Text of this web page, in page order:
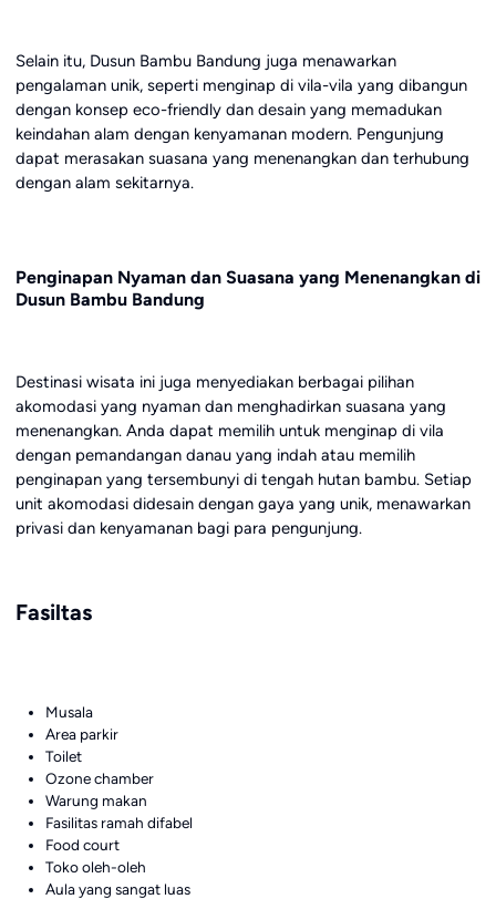
Selain itu, Dusun Bambu Bandung juga menawarkan
pengalaman unik, seperti menginap di vila-vila yang dibangun
dengan konsep eco-friendly dan desain yang memadukan
keindahan alam dengan kenyamanan modern. Pengunjung
dapat merasakan suasana yang menenangkan dan terhubung
dengan alam sekitarnya.
Penginapan Nyaman dan Suasana yang Menenangkan di
Dusun Bambu Bandung
Destinasi wisata ini juga menyediakan berbagai pilihan
akomodasi yang nyaman dan menghadirkan suasana yang
menenangkan. Anda dapat memilih untuk menginap di vila
dengan pemandangan danau yang indah atau memilih
penginapan yang tersembunyi di tengah hutan bambu. Setiap
unit akomodasi didesain dengan gaya yang unik, menawarkan
privasi dan kenyamanan bagi para pengunjung.
Fasiltas
Musala
Area parkir
Toilet
Ozone chamber
Warung makan
Fasilitas ramah difabel
Food court
Toko oleh-oleh
Aula yang sangat luas